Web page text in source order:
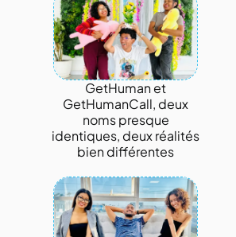
GetHuman et
GetHumanCall, deux
noms presque
identiques, deux réalités
bien différentes